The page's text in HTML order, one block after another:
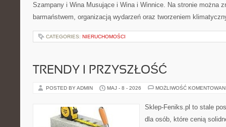
Szampany i Wina Musujące i Wina i Winnice. Na stronie można
barmaństwem, organizacją wydarzeń oraz tworzeniem
CATEGORIES: NIERUCHOMOŚCI
TRENDY I PRZYSZŁOŚĆ
POSTED BY ADMIN MAJ - 8 - 2026 MOŻLIWOŚĆ
Sklep-Feniks.pl to stale
dla osób, które cenią